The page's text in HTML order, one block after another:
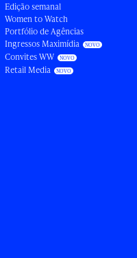
Edição semanal
Women to Watch
Portfólio de Agências
Ingressos Maximídia
Convites WW
Retail Media